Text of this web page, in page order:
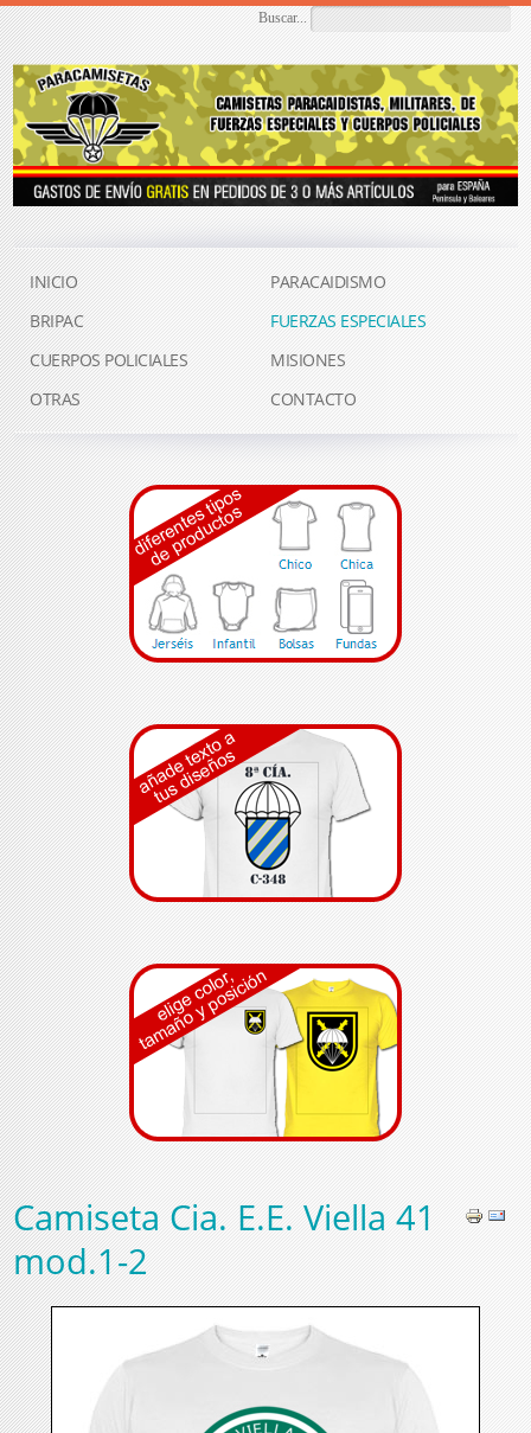
Buscar...
INICIO
PARACAIDISMO
BRIPAC
FUERZAS ESPECIALES
CUERPOS POLICIALES
MISIONES
OTRAS
CONTACTO
Camiseta Cia. E.E. Viella 41
mod.1-2